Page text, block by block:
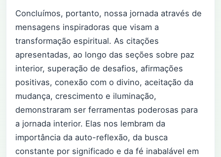
Concluímos, portanto, nossa jornada através de
mensagens inspiradoras que visam a
transformação espiritual. As citações
apresentadas, ao longo das seções sobre paz
interior, superação de desafios, afirmações
positivas, conexão com o divino, aceitação da
mudança, crescimento e iluminação,
demonstraram ser ferramentas poderosas para
a jornada interior. Elas nos lembram da
importância da auto-reflexão, da busca
constante por significado e da fé inabalável em